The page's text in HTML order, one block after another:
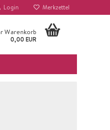
Login Merkzettel
Warenkorb
0,00 EUR